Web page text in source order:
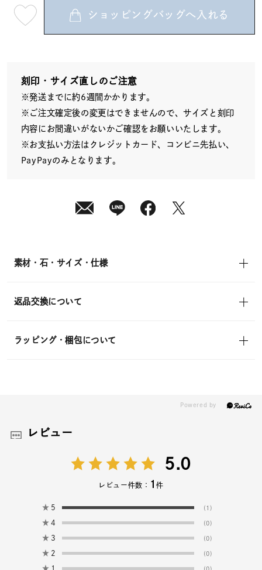
08
送
¥12,100 (tax
in)
ショッピングバッグへ入れる
刻印・サイズ直しのご注意
※発送までに約6週間かかります。
※ご注文確定後の変更はできませんので、サイズと刻印
内容にお間違いがないかご確認をお願いいたします。
※お支払い方法はクレジットカード、コンビニ先払い、
PayPayのみとなります。
素材・石・サイズ・仕様
返品交換について
ラッピング・梱包について
レビュー
5.0
レビュー件数： 1件
★ 5 (1)
★ 4 (0)
★ 3 (0)
★ 2 (0)
★ 1 (0)